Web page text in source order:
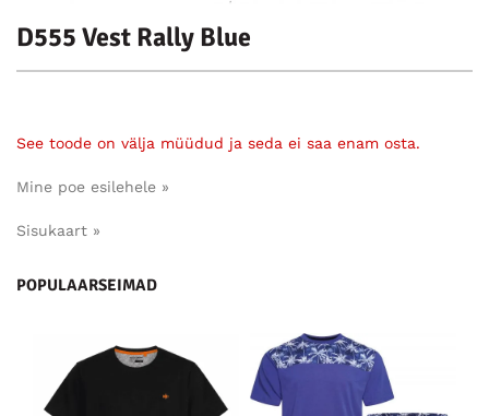
D555 Vest Rally Blue
See toode on välja müüdud ja seda ei saa enam osta.
Mine poe esilehele »
Sisukaart »
POPULAARSEIMAD